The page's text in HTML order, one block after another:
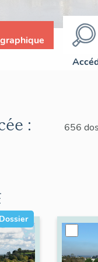
: 656
Dossier